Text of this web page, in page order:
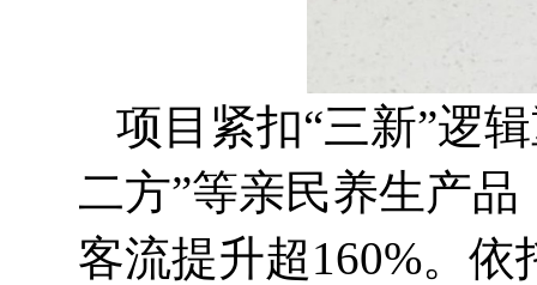
项目紧扣“三新”逻
二方”等亲民养生产
客流提升超160%。